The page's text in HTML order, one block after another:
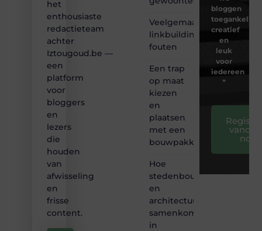
het
enthousiaste
redactieteam
achter
Iztougoud.be —
een
platform
voor
bloggers
en
lezers
die
houden
van
afwisseling
en
frisse
content.
Veelgemaakte
linkbuilding
fouten
Een trap
op maat
kiezen
en
plaatsen
met een
bouwpakket
Hoe
stedenbouw
en
architectuur
samenkomen
in
bloggen
toegankelijk,
creatief
en
leuk
voor
iedereen
❞
nog